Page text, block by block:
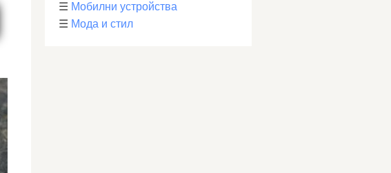
☰ Мобилни устройства
☰ Мода и стил